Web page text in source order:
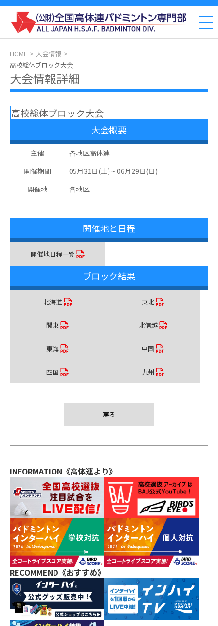
HOME
大会情報
高校総体ブロック大会
大会情報詳細
高校総体ブロック大会
大会概要
主催
各地区高体連
開催期間
05月31日(土) ~ 06月29日(日)
開催地
各地区
開催地と日程
開催地日程一覧
ブロック結果
北海道 東北
関東 北信越
東海 中国
四国 九州
戻る
INFORMATION《高体連より》
RECOMMEND《おすすめ》